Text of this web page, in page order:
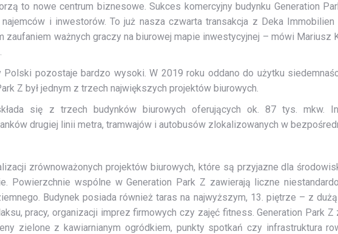
to nowe centrum biznesowe. Sukces komercyjny budynku Generation
i inwestorów. To już nasza czwarta transakcja z Deka
zaufaniem ważnych graczy na biurowej mapie inwestycyjnej – mówi
pozostaje bardzo wysoki. W 2019 roku oddano do użytku
Z był jednym z trzech największych projektów biurowych.
się z trzech budynków biurowych oferujących ok. 87 tys. mkw.
drugiej linii metra, tramwajów i autobusów zlokalizowanych w
zrównoważonych projektów biurowych, które są przyjazne dla
Powierzchnie wspólne w Generation Park Z zawierają liczne
Budynek posiada również taras na najwyższym, 13. piętrze – z
pracy, organizacji imprez firmowych czy zajęć fitness. Generation Park
zielone z kawiarnianym ogródkiem, punkty spotkań czy infrastruktura